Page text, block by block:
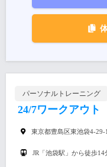
パーソナルトレーニング
24/7ワークアウ
東京都豊島区東池袋4-
JR「池袋駅」から徒歩